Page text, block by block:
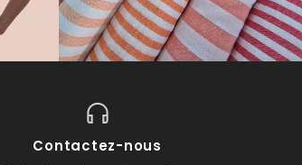
Contactez-nous